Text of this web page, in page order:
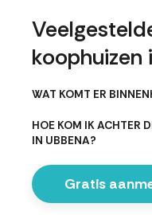
koophuizen
WAT KOMT ER
HOE KOM IK ACHTER
IN UBBENA?
Gratis